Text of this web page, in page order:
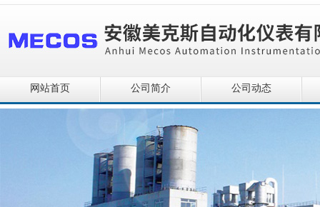
网站首页 公司简介 公司动态